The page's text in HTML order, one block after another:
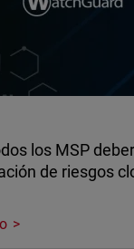
los MSP
de riesgos